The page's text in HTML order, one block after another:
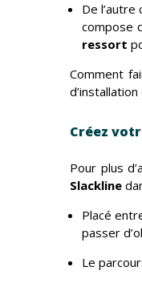
De
compose
ressort
Comment
Créez
Pour plus
Slackline
Placé
passer
Le